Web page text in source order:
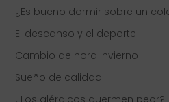
¿Es bueno dormir sobre un
El descanso y el deporte
Cambio de hora invierno
Sueño de calidad